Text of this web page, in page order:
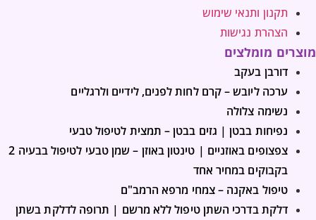
תקנון ותנאי שימוש
הצהרת נגישות
מוצרים מומלצים
דורבן בעקב
ערכה ליובש – קרם לחות לפנים, לידיים ולרגליים
נשימה צלולה
נפיחות בבטן | גזים בבטן – תמצית לטיפול טבעי
צפצופים באוזניים | טינטון באוזן – שמן טבעי לטיפול בבעיה 2
בקבוקים במחיר אחד
טיפול באקנה – צמחי מרפא הרמב"ם
דלקת בדרכי השתן טיפול ללא מרשם | תרופה לדלקת בשתן